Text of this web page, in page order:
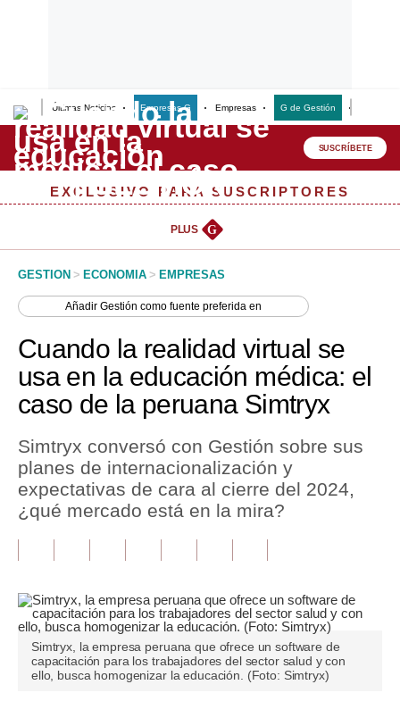
Últimas Noticias Empresas G Empresas G de Gestión
Lo último
Peru Quiosco
Management & Empleo
Perú
Política
Finanzas Personales
Inmobiliarias
Plus G
Editorial
Pregunta de hoy
Blogs
SUSCRÍBETE
EXCLUSIVO PARA SUSCRIPTORES
PLUS G
GESTION > ECONOMIA > EMPRESAS
AñadirGestión como fuente preferida en
Cuando la realidad virtual se
usa en la educación médica: el
caso de la peruana Simtryx
Simtryx conversó con Gestión sobre sus
planes de internacionalización y
expectativas de cara al cierre del 2024,
¿qué mercado está en la mira?
Simtryx, la empresa peruana que ofrece un software de
capacitación para los trabajadores del sector salud y con
ello, busca homogenizar la educación. (Foto: Simtryx)